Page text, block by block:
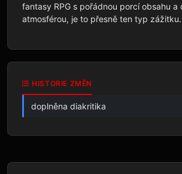
fantasy RPG s pořádnou porcí obsahu a
atmosférou, je to přesně ten typ zážitku.
HISTORIE ZMĚN
doplněna diakritika